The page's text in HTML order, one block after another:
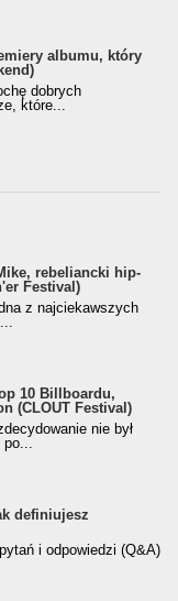
albumu, który
dobrych
które...
rebeliancki hip-
Festival)
z najciekawszych
10 Billboardu,
(CLOUT Festival)
nie był
po...
definiujesz
i odpowiedzi (Q&A)